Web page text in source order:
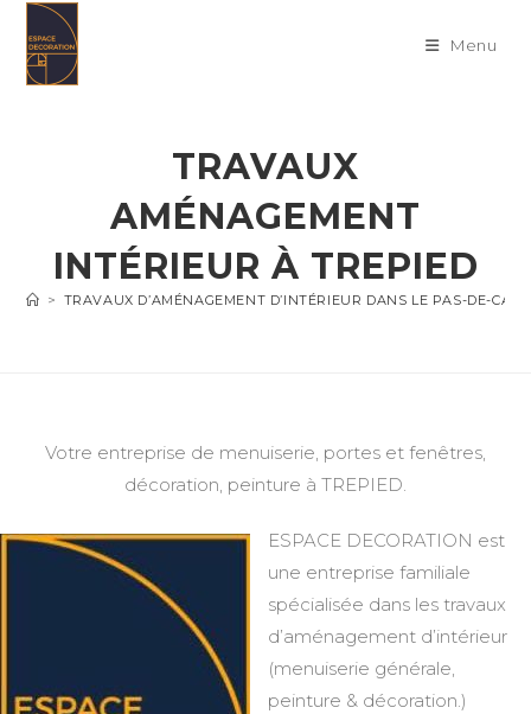
content
Menu
TRAVAUX
AMÉNAGEMENT
INTÉRIEUR À TREPIED
> TRAVAUX D’AMÉNAGEMENT D’INTÉRIEUR DANS LE PAS-DE-
Votre entreprise de menuiserie, portes et fenêtres,
décoration, peinture à TREPIED.
ESPACE DECORATION est
une entreprise familiale
spécialisée dans les travaux
d’aménagement d’intérieur
(menuiserie générale,
peinture & décoration.)